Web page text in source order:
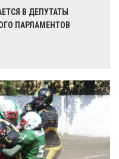
В ДЕПУТАТЫ
ПАРЛАМЕНТОВ